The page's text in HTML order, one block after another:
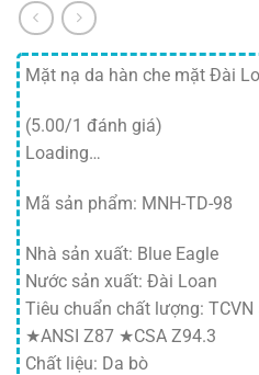
Mặt nạ da hàn che mặt Đài
(5.00/1 đánh giá)
Loading…
Mã sản phẩm: MNH-TD-98
Nhà sản xuất: Blue Eagle
Nước sản xuất: Đài Loan
Tiêu chuẩn chất lượng:
★ANSI Z87 ★CSA Z94.3
Chất liệu: Da bò